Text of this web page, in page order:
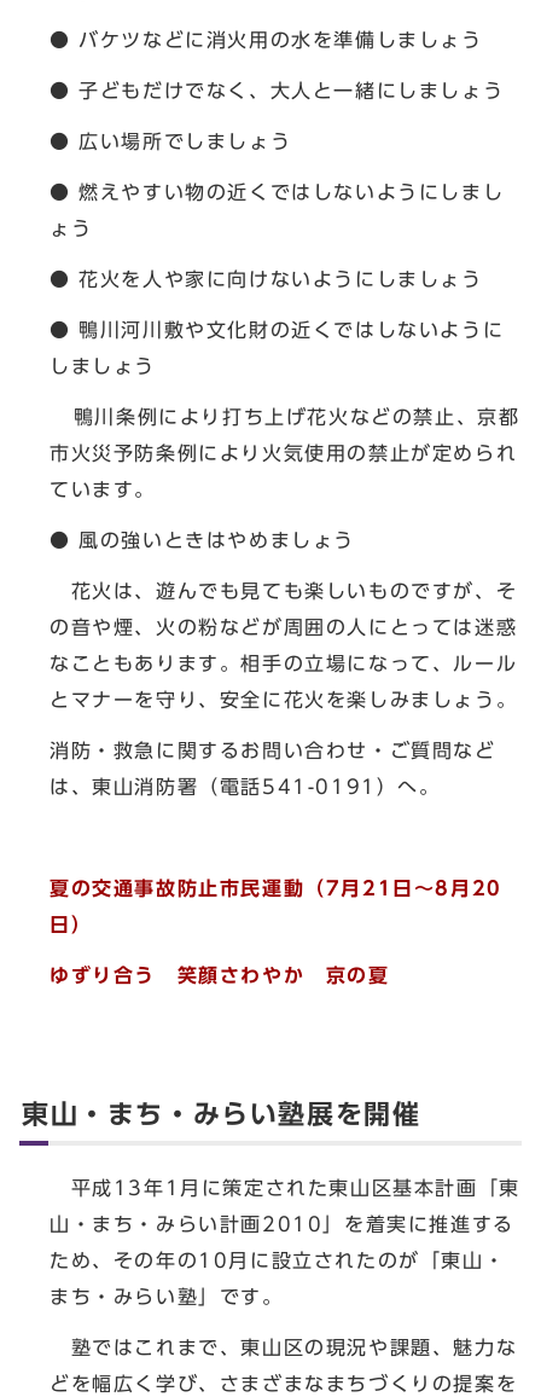
● バケツなどに消火用の水を準備しましょう
● 子どもだけでなく、大人と一緒にしましょう
● 広い場所でしましょう
● 燃えやすい物の近くではしないようにしまし
ょう
● 花火を人や家に向けないようにしましょう
● 鴨川河川敷や文化財の近くではしないように
しましょう
鴨川条例により打ち上げ花火などの禁止、京都
市火災予防条例により火気使用の禁止が定められ
ています。
● 風の強いときはやめましょう
花火は、遊んでも見ても楽しいものですが、そ
の音や煙、火の粉などが周囲の人にとっては迷惑
なこともあります。相手の立場になって、ルール
とマナーを守り、安全に花火を楽しみましょう。
消防・救急に関するお問い合わせ・ご質問など
は、東山消防署（電話541-0191）へ。
夏の交通事故防止市民運動（7月21日～8月20
日）
ゆずり合う 笑顔さわやか 京の夏
東山・まち・みらい塾展を開催
平成13年1月に策定された東山区基本計画「東
山・まち・みらい計画2010」を着実に推進する
ため、その年の10月に設立されたのが「東山・
まち・みらい塾」です。
塾ではこれまで、東山区の現況や課題、魅力な
どを幅広く学び、さまざまなまちづくりの提案を